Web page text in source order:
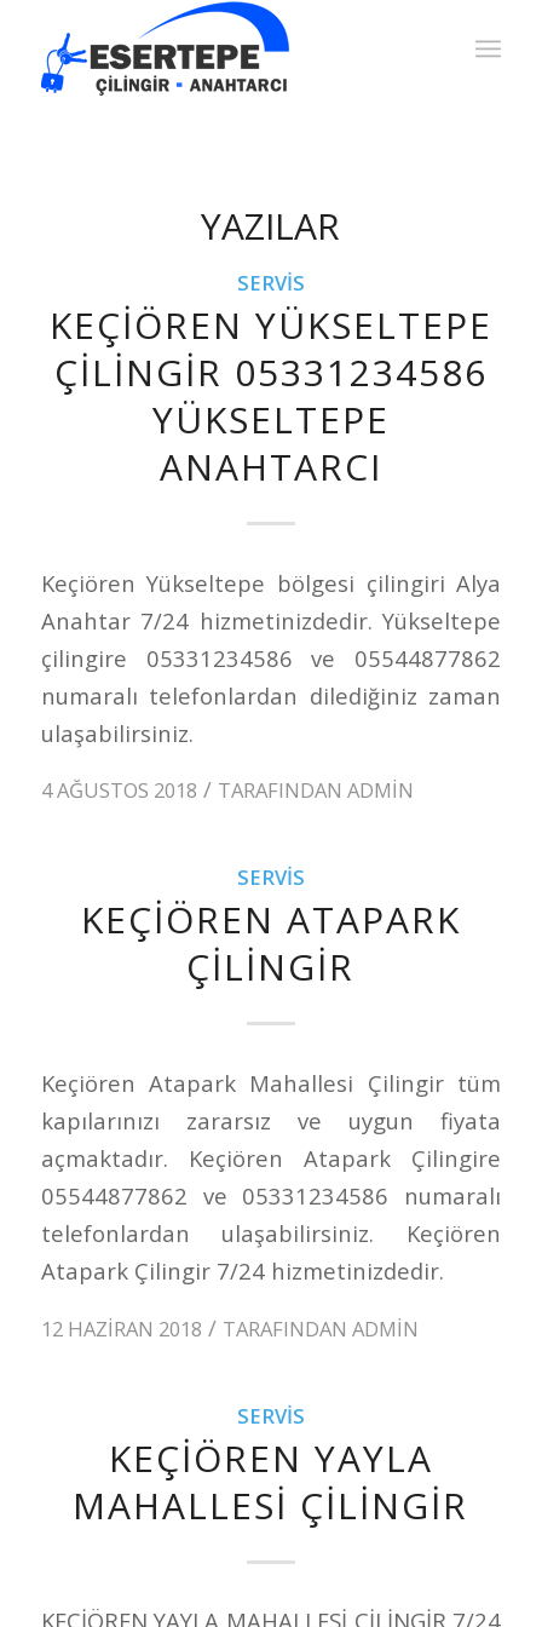
YAZILAR
SERVIS
KEÇIÖREN YÜKSELTEPE
ÇILINGIR 05331234586
YÜKSELTEPE
ANAHTARCI
Keçiören Yükseltepe bölgesi çilingiri Alya
Anahtar 7/24 hizmetinizdedir. Yükseltepe
çilingire 05331234586 ve 05544877862
numaralı telefonlardan dilediğiniz zaman
ulaşabilirsiniz.
4 AĞUSTOS 2018 / TARAFINDAN ADMIN
SERVIS
KEÇIÖREN ATAPARK
ÇILINGIR
Keçiören Atapark Mahallesi Çilingir tüm
kapılarınızı zararsız ve uygun fiyata
açmaktadır. Keçiören Atapark Çilingire
05544877862 ve 05331234586 numaralı
telefonlardan ulaşabilirsiniz. Keçiören
Atapark Çilingir 7/24 hizmetinizdedir.
12 HAZIRAN 2018 / TARAFINDAN ADMIN
SERVIS
KEÇİÖREN YAYLA
MAHALLESİ ÇİLİNGİR
KEÇİÖREN YAYLA MAHALLESİ ÇİLİNGİR 7/24